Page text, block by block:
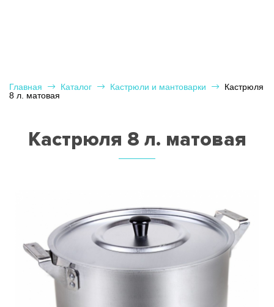
Главная Каталог Кастрюли и мантоварки
Кастрюля
8 л. матовая
Кастрюля 8 л. матовая